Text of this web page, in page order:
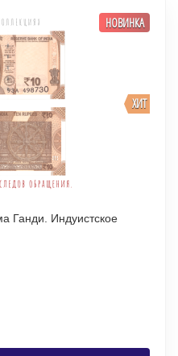
ХИТ
НОВИНКА
Ганди. Индуистское